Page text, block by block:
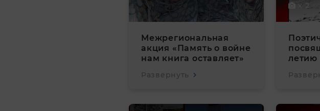
Межрегиональная
акция «Память о войне
нам книга оставляет»
Развернуть
x 2